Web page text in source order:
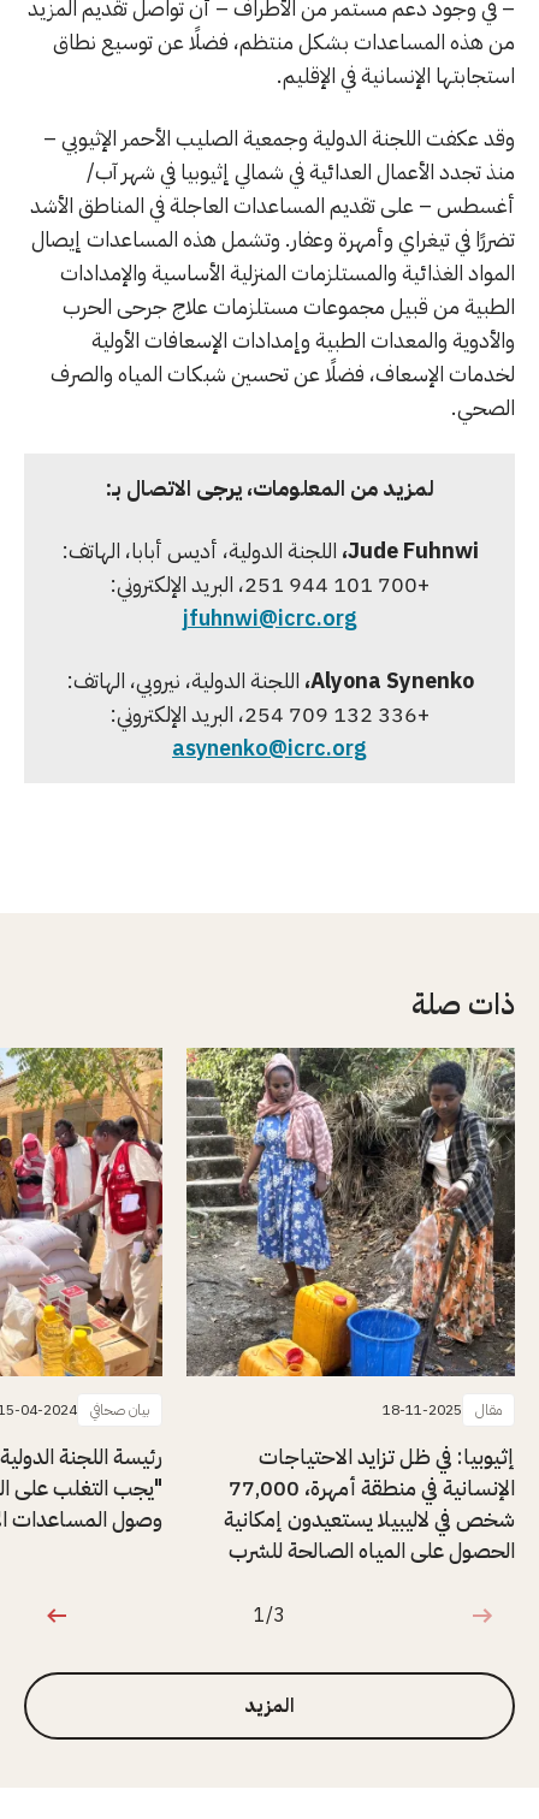
– في وجود دعم مستمر من الأطراف – أن تواصل تقديم المزيد
من هذه المساعدات بشكل منتظم، فضلًا عن توسيع نطاق
استجابتها الإنسانية في الإقليم.
وقد عكفت اللجنة الدولية وجمعية الصليب الأحمر الإثيوبي –
منذ تجدد الأعمال العدائية في شمالي إثيوبيا في شهر آب/
أغسطس – على تقديم المساعدات العاجلة في المناطق الأشد
تضررًا في تيغراي وأمهرة وعفار. وتشمل هذه المساعدات إيصال
المواد الغذائية والمستلزمات المنزلية الأساسية والإمدادات
الطبية من قبيل مجموعات مستلزمات علاج جرحى الحرب
والأدوية والمعدات الطبية وإمدادات الإسعافات الأولية
لخدمات الإسعاف، فضلًا عن تحسين شبكات المياه والصرف
الصحي.
لمزيد من المعلومات، يرجى الاتصال بـ:
Jude Fuhnwi، اللجنة الدولية، أديس أبابا، الهاتف:
+251 944 101 700، البريد الإلكتروني:
jfuhnwi@icrc.org
Alyona Synenko، اللجنة الدولية، نيروبي، الهاتف:
+254 709 132 336، البريد الإلكتروني:
asynenko@icrc.org
ذات صلة
مقال 18-11-2025
إثيوبيا: في ظل تزايد الاحتياجات
الإنسانية في منطقة أمهرة، 77,000
شخص في لاليبيلا يستعيدون إمكانية
الحصول على المياه الصالحة للشرب
بيان صحافي 04-2024
رئيسة اللجنة
"يجب التغلب على
وصول المساعدات
1 من 3
1/3
المزيد